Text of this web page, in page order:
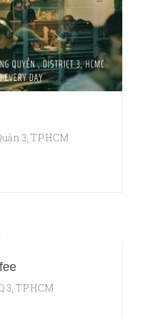
3, TP.HCM
TP.HCM